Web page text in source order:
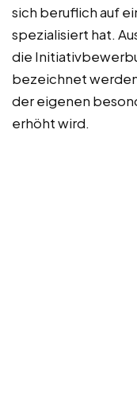
sich beruflich auf
spezialisiert hat.
die
bezeichnet
der eigenen
erhöht wird.